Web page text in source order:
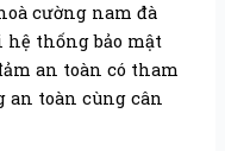
cường nam đà
thống bảo mật
an toàn có tham
toàn cùng cân